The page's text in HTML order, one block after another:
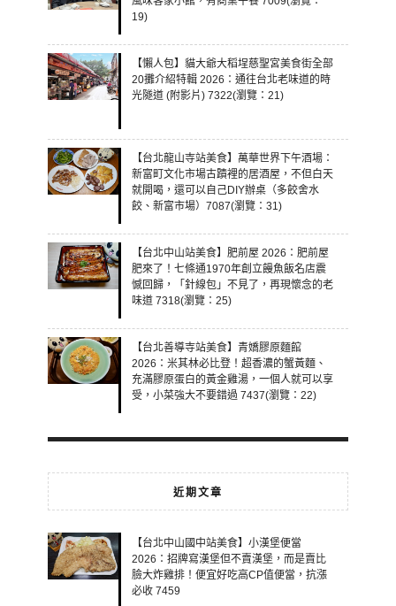
19)
【懶人包】貓大爺大稻埕慈聖宮美食街全部
20攤介紹特輯 2026：通往台北老味道的時
光隧道 (附影片) 7322(瀏覽：21)
【台北龍山寺站美食】萬華世界下午酒場：
新富町文化市場古蹟裡的居酒屋，不但白天
就開喝，還可以自己DIY辦桌（多餃舍水
餃、新富市場）7087(瀏覽：31)
【台北中山站美食】肥前屋 2026：肥前屋
肥來了！七條通1970年創立饅魚飯名店震
憾回歸，「針線包」不見了，再現懷念的老
味道 7318(瀏覽：25)
【台北善導寺站美食】青嬌膠原麵館
2026：米其林必比登！超香濃的蟹黃麵、
充滿膠原蛋白的黃金雞湯，一個人就可以享
受，小菜強大不要錯過 7437(瀏覽：22)
近期文章
【台北中山國中站美食】小漢堡便當
2026：招牌寫漢堡但不賣漢堡，而是賣比
臉大炸雞排！便宜好吃高CP值便當，抗漲
必收 7459